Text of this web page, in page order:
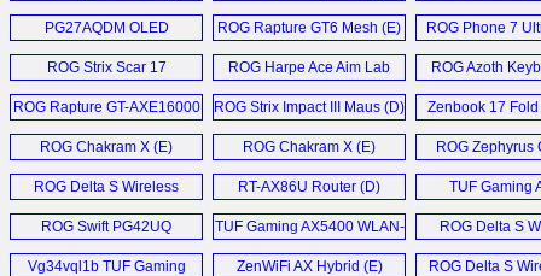
PG27AQDM OLED
Monitor (E)
ROG Rapture GT6 Mesh (E) ROG Phone 7
ROG Strix Scar 17
Laptop (E)
ROG Harpe Ace Aim Lab
Edition (E)
ROG Azoth
ROG Rapture GT-AXE16000
Router (E)
ROG Strix Impact III Maus (D) Zenbook 17
ROG Chakram X (E) ROG Chakram X (E) ROG Zephyrus
ROG Delta S Wireless
Gaming Headset (E)
RT-AX86U Router (D) TUF Gaming
ROG Swift PG42UQ
Monitor (E)
TUF Gaming AX5400 WLAN-
Router (D)
ROG Delta S
Headset
Vg34vql1b TUF Gaming
ZenWiFi AX Hybrid (E) ROG Delta S